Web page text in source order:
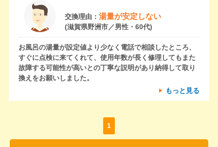
交換理由： 湯量が安定しない
(滋賀県野洲市／男性・60代)
お風呂の湯量が設定値より少なく電話で相談したところ、
すぐに点検に来てくれて、使用年数が長く修理してもまた
故障する可能性が高いとの丁寧な説明があり納得して取り
換えをお願いしました。
もっと見る
1